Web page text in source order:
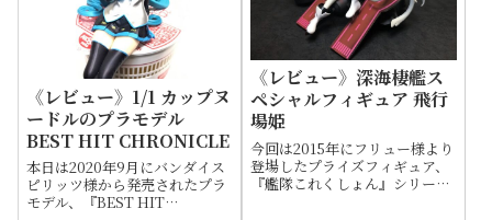
《レビュー》1/1 カップヌ
ードルのプラモデル
BEST HIT CHRONICLE
本日は2020年9月にバンダイス
ピリッツ様から発売されたプラ
モデル、『BEST HIT
《レビュー》深海棲艦ス
ペシャルフィギュア 飛行
場姫
今回は2015年にフリュー様より
登場したプライズフィギュア、
『艦隊これくしょん』シリーズ